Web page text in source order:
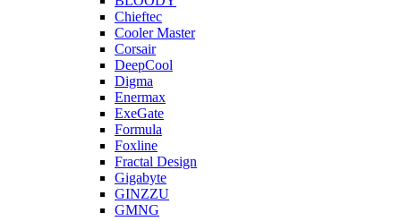
Chieftec
Cooler Master
Corsair
DeepCool
Digma
Enermax
ExeGate
Formula
Foxline
Fractal Design
Gigabyte
GINZZU
GMNG